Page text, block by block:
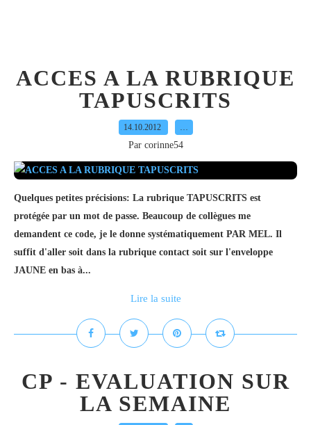
ACCES A LA RUBRIQUE
TAPUSCRITS
14.10.2012 …
Par corinne54
Quelques petites précisions: La rubrique TAPUSCRITS est
protégée par un mot de passe. Beaucoup de collègues me
demandent ce code, je le donne systématiquement PAR MEL. Il
suffit d'aller soit dans la rubrique contact soit sur l'enveloppe
JAUNE en bas à...
Lire la suite
CP - EVALUATION SUR
LA SEMAINE